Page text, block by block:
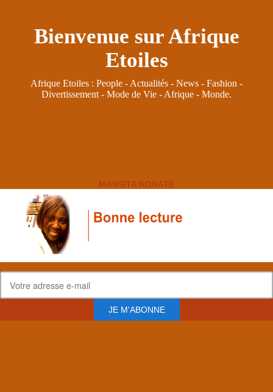
Bienvenue sur Afrique
Etoiles
Afrique Etoiles : People - Actualités - News - Fashion -
Divertissement - Mode de Vie - Afrique - Monde.
MANSITA KONATE
JE M'ABONNE